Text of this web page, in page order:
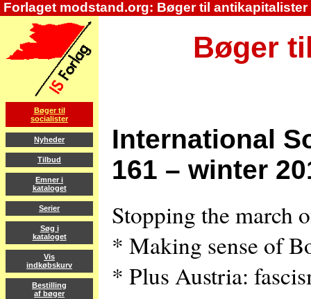
Forlaget modstand.org: Bøger til antikapitalister
Bøger til
socialister
Nyheder
Tilbud
Emner i
kataloget
Serier
Søg i
kataloget
Vis
indkøbskurv
Bestilling
af bøger
Bøger
International
161 – winter
Stopping the march
* Making sense of
* Plus Austria: